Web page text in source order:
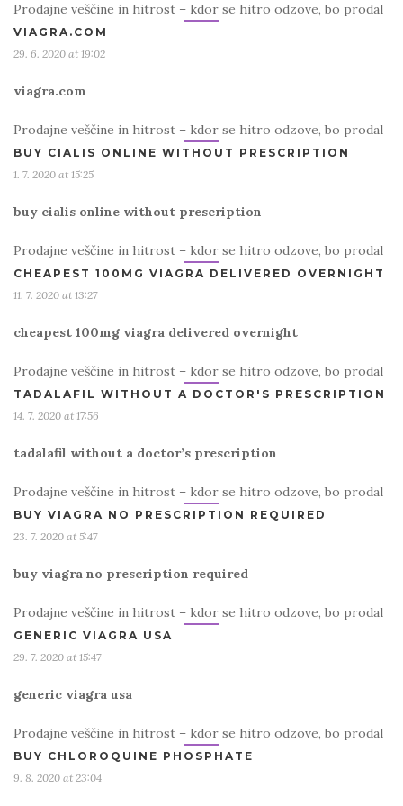
Prodajne veščine in hitrost – kdor se hitro odzove, bo prodal
VIAGRA.COM
29. 6. 2020 at 19:02
viagra.com
Prodajne veščine in hitrost – kdor se hitro odzove, bo prodal
BUY CIALIS ONLINE WITHOUT PRESCRIPTION
1. 7. 2020 at 15:25
buy cialis online without prescription
Prodajne veščine in hitrost – kdor se hitro odzove, bo prodal
CHEAPEST 100MG VIAGRA DELIVERED OVERNIGHT
11. 7. 2020 at 13:27
cheapest 100mg viagra delivered overnight
Prodajne veščine in hitrost – kdor se hitro odzove, bo prodal
TADALAFIL WITHOUT A DOCTOR'S PRESCRIPTION
14. 7. 2020 at 17:56
tadalafil without a doctor’s prescription
Prodajne veščine in hitrost – kdor se hitro odzove, bo prodal
BUY VIAGRA NO PRESCRIPTION REQUIRED
23. 7. 2020 at 5:47
buy viagra no prescription required
Prodajne veščine in hitrost – kdor se hitro odzove, bo prodal
GENERIC VIAGRA USA
29. 7. 2020 at 15:47
generic viagra usa
Prodajne veščine in hitrost – kdor se hitro odzove, bo prodal
BUY CHLOROQUINE PHOSPHATE
9. 8. 2020 at 23:04